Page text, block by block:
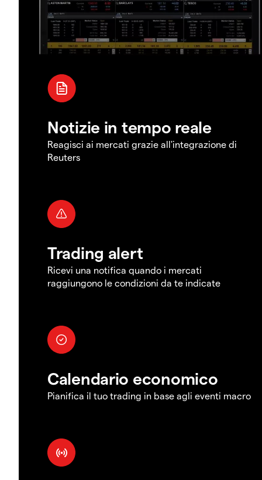
Notizie in tempo reale
Reagisci ai mercati grazie all'integrazione di
Reuters
Trading alert
Ricevi una notifica quando i mercati
raggiungono le condizioni da te indicate
Calendario economico
Pianifica il tuo trading in base agli eventi macro